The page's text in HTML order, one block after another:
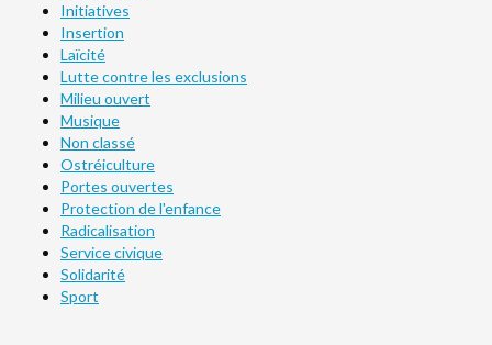
Initiatives
Insertion
Laïcité
Lutte contre les exclusions
Milieu ouvert
Musique
Non classé
Ostréiculture
Portes ouvertes
Protection de l'enfance
Radicalisation
Service civique
Solidarité
Sport